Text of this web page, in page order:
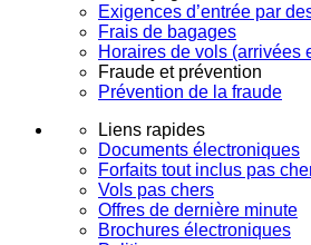
Exigences d’entrée par
Frais de bagages
Horaires de vols (arrivées
Fraude et prévention
Prévention de la fraude
Liens rapides
Documents électroniques
Forfaits tout inclus pas
Vols pas chers
Offres de dernière minute
Brochures électroniques